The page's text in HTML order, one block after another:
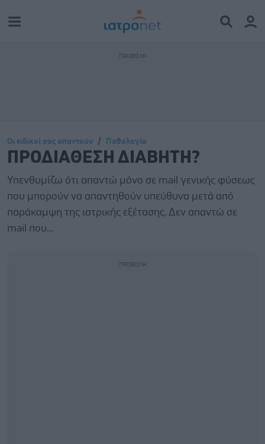
Οι ειδικοί σας απαντούν Παθολογία
ΠΡΟΔΙΑΘΕΣΗ ΔΙΑΒΗΤΗ?
Υπενθυμίζω ότι απαντώ μόνο σε mail γενικής φύσεως
που μπορούν να απαντηθούν υπεύθυνα μετά από
παράκαμψη της ιατρικής εξέτασης. Δεν απαντώ σε
mail που...